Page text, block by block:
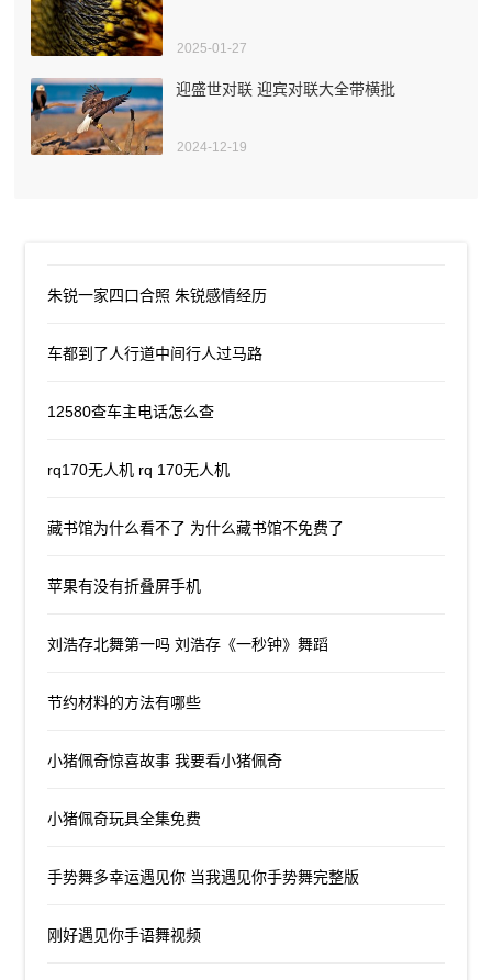
2025-01-27
迎盛世对联 迎宾对联大全带横批
2024-12-19
朱锐一家四口合照 朱锐感情经历
车都到了人行道中间行人过马路
12580查车主电话怎么查
rq170无人机 rq 170无人机
藏书馆为什么看不了 为什么藏书馆不免费了
苹果有没有折叠屏手机
刘浩存北舞第一吗 刘浩存《一秒钟》舞蹈
节约材料的方法有哪些
小猪佩奇惊喜故事 我要看小猪佩奇
小猪佩奇玩具全集免费
手势舞多幸运遇见你 当我遇见你手势舞完整版
刚好遇见你手语舞视频